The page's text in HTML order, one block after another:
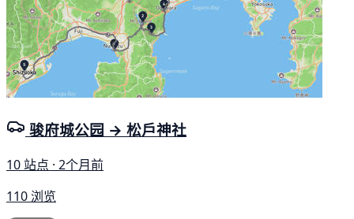
骏府城公园 → 松戶神社
10 站点 · 2个月前
110 浏览